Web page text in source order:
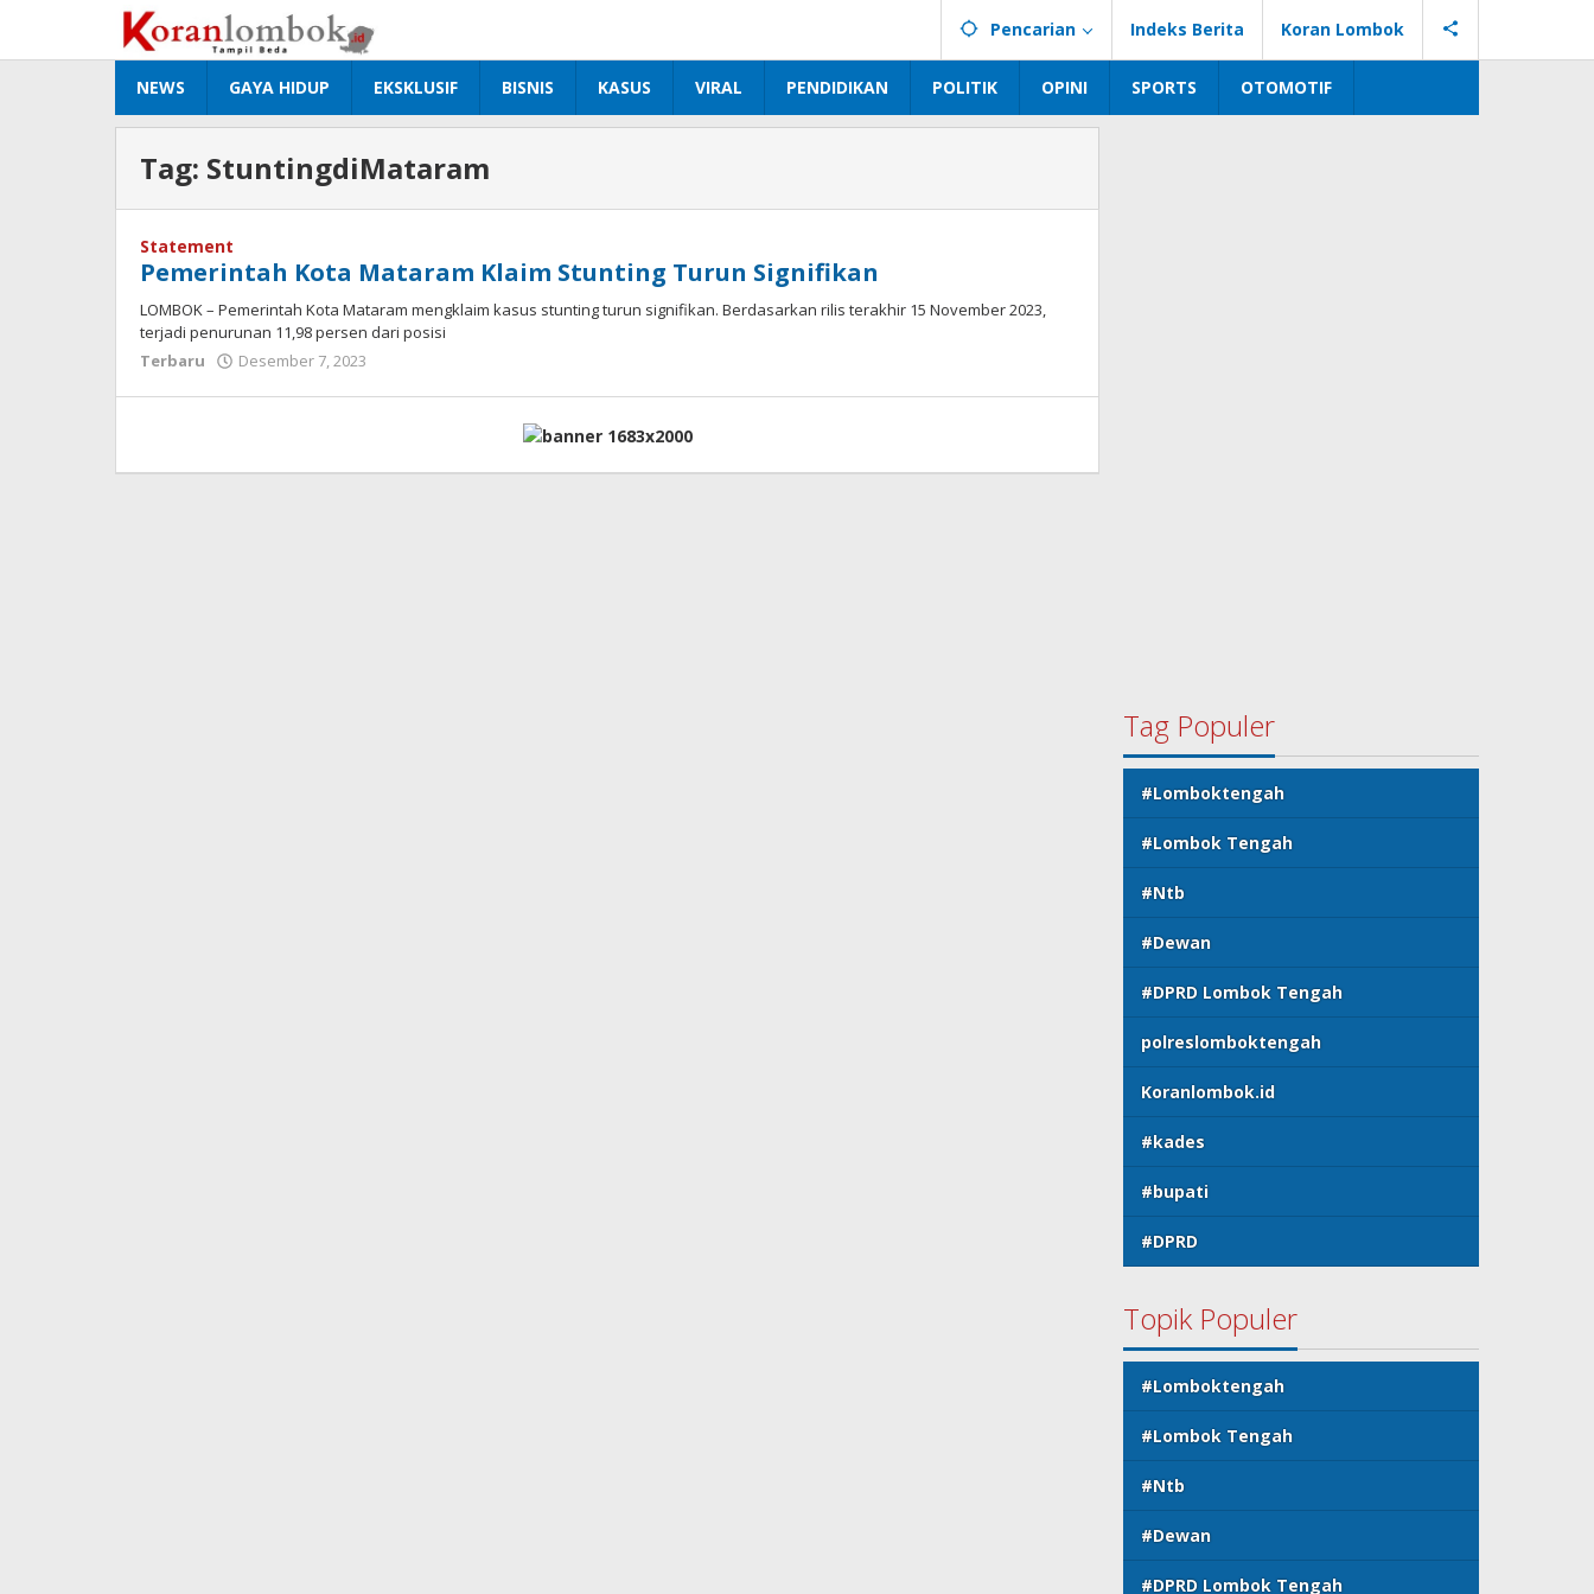
konten
Pencarian Indeks Berita Koran Lombok
NEWS GAYA HIDUP EKSKLUSIF BISNIS KASUS VIRAL PENDIDIKAN POLITIK OPINI SPORTS OTOMOTIF
Tag: StuntingdiMataram
Statement
Pemerintah Kota Mataram Klaim Stunting Turun Signifikan
LOMBOK – Pemerintah Kota Mataram mengklaim kasus stunting turun signifikan. Berdasarkan rilis terakhir 15 November 2023,
terjadi penurunan 11,98 persen dari posisi
Terbaru
Desember 7, 2023
Tag Populer
#Lomboktengah
#Lombok Tengah
#Ntb
#Dewan
#DPRD Lombok Tengah
polreslomboktengah
Koranlombok.id
#kades
#bupati
#DPRD
Topik Populer
#Lomboktengah
#Lombok Tengah
#Ntb
#Dewan
#DPRD Lombok Tengah